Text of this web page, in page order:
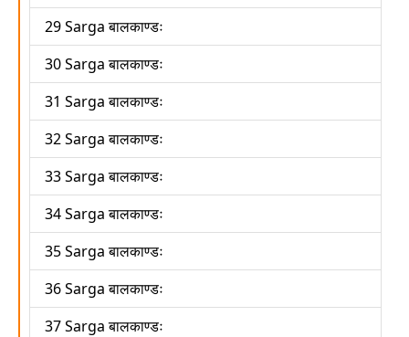
29 Sarga बालकाण्डः
30 Sarga बालकाण्डः
31 Sarga बालकाण्डः
32 Sarga बालकाण्डः
33 Sarga बालकाण्डः
34 Sarga बालकाण्डः
35 Sarga बालकाण्डः
36 Sarga बालकाण्डः
37 Sarga बालकाण्डः